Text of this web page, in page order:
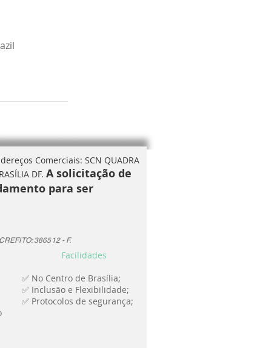
Comerciais: SCN QUADRA
DF. A solicitação de
para ser
386512 - F.
Facilidades
✅ No Centro de Brasília;
✅ Inclusão e Flexibilidade;
✅ Protocolos de segurança;